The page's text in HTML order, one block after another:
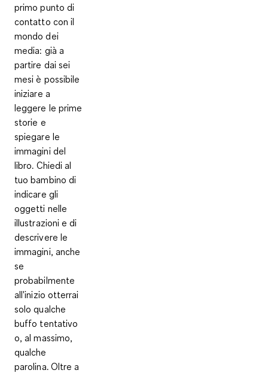
primo punto di
contatto con il
mondo dei
media: già a
partire dai sei
mesi è possibile
iniziare a
leggere le prime
storie e
spiegare le
immagini del
libro. Chiedi al
tuo bambino di
indicare gli
oggetti nelle
illustrazioni e di
descrivere le
immagini, anche
se
probabilmente
all'inizio otterrai
solo qualche
buffo tentativo
o, al massimo,
qualche
parolina. Oltre a